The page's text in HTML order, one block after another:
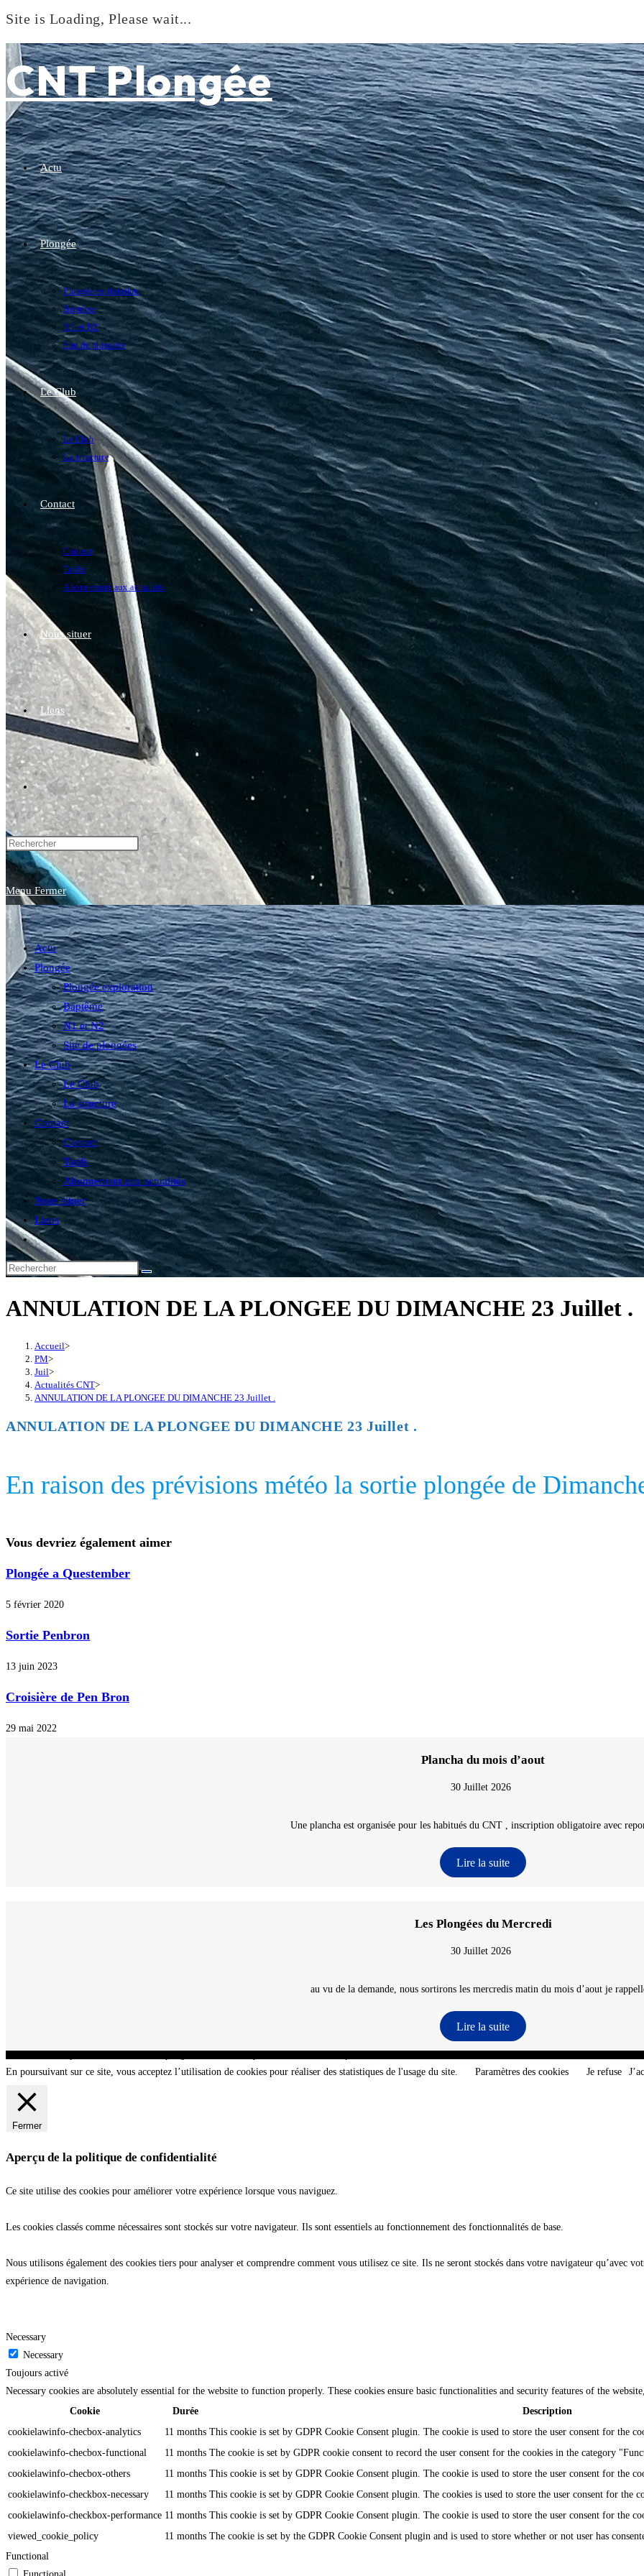
Site is Loading, Please wait...
to
content
CNT Plongée
Actu
Plongée
Plongée exploration
Baptême
N1 et N2
Site de plongées
Le Club
Le Club
La structure
Contact
Contact
Tarifs
Abonnement aux actualités
Nous situer
Liens
Toggle
website
search
Menu Fermer
Actu
Plongée
Plongée exploration
Baptême
N1 et N2
Site de plongées
Le Club
Le Club
La structure
Contact
Contact
Tarifs
Abonnement aux actualités
Nous situer
Liens
Toggle
website
search
ANNULATION DE LA PLONGEE DU DIMANCHE 23 Juillet .
Accueil>
PM>
Juil>
Actualités CNT>
ANNULATION DE LA PLONGEE DU DIMANCHE 23 Juillet .
ANNULATION DE LA PLONGEE DU DIMANCHE 23 Juillet .
En raison des prévisions météo la sortie plongée de
Vous devriez également aimer
Plongée a Questember
5 février 2020
Sortie Penbron
13 juin 2023
Croisière de Pen Bron
29 mai 2022
Plancha du mois d’aout
30 Juillet 2026
Une plancha est organisée pour les habitués du CNT , inscription obligatoire avec
Lire la suite
Les Plongées du Mercredi
30 Juillet 2026
au vu de la demande, nous sortirons les mercredis matin du mois d’aout je
Lire la suite
En poursuivant sur ce site, vous acceptez l’utilisation de cookies pour réaliser des statistiques de l'usage du site. Paramètres des cookies Je refuse
Fermer
Aperçu de la politique de confidentialité
Ce site utilise des cookies pour améliorer votre expérience lorsque vous naviguez.
Les cookies classés comme nécessaires sont stockés sur votre navigateur. Ils sont essentiels au fonctionnement des fonctionnalités de base.
Nous utilisons également des cookies tiers pour analyser et comprendre comment vous utilisez ce site. Ils ne seront stockés dans votre navigateur qu’avec
expérience de navigation.
Necessary
Necessary
Toujours activé
Necessary cookies are absolutely essential for the website to function properly. These cookies ensure basic functionalities and security features of the
Cookie
Durée
Description
cookielawinfo-checbox-analytics
11 months This cookie is set by GDPR Cookie Consent plugin. The cookie is used to store the user consent for the
cookielawinfo-checbox-functional
11 months The cookie is set by GDPR cookie consent to record the user consent for the cookies in the category
cookielawinfo-checbox-others
11 months This cookie is set by GDPR Cookie Consent plugin. The cookie is used to store the user consent for the
cookielawinfo-checkbox-necessary
11 months This cookie is set by GDPR Cookie Consent plugin. The cookies is used to store the user consent for the
cookielawinfo-checkbox-performance 11 months This cookie is set by GDPR Cookie Consent plugin. The cookie is used to store the user consent for the
viewed_cookie_policy
11 months The cookie is set by the GDPR Cookie Consent plugin and is used to store whether or not user has
Functional